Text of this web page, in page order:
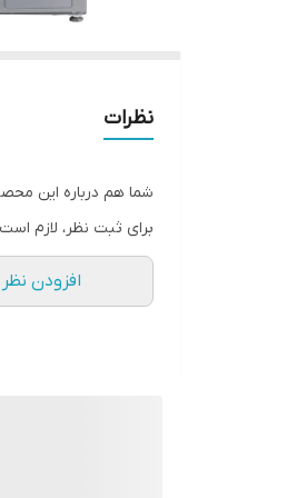
نظرات
شما هم درباره این
برای ثبت نظر، لازم
افزودن نظر